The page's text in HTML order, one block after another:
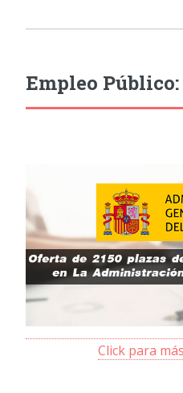
Empleo Público:
Click para